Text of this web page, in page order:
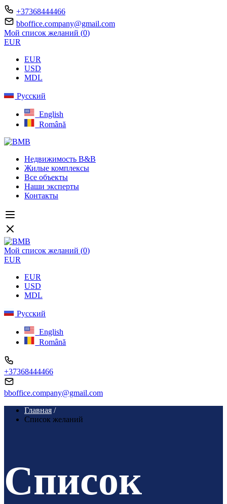
+37368444466
bboffice.company@gmail.com
Мой список желаний (0)
EUR
EUR
USD
MDL
Русский
English
Română
Недвижимость B&B
Жилые комплексы
Все объекты
Наши эксперты
Контакты
Мой список желаний (0)
EUR
EUR
USD
MDL
Русский
English
Română
+37368444466
bboffice.company@gmail.com
Главная /
Список желаний
Список